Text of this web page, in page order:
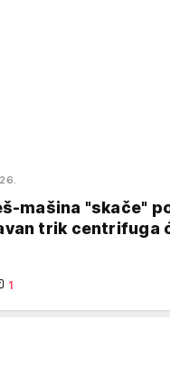
mašina "skače"
trik centrifuga
1